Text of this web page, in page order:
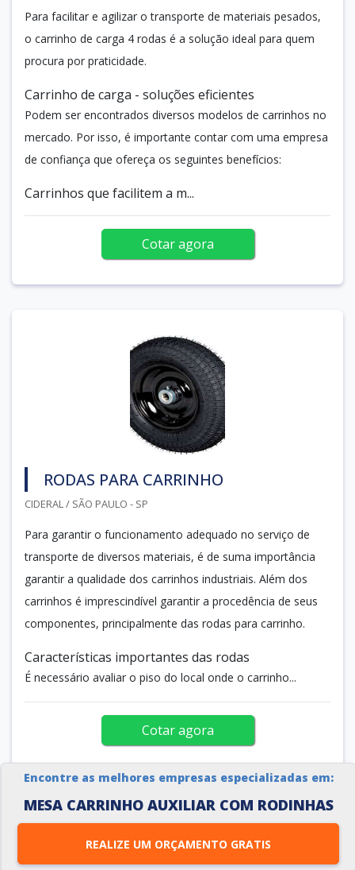
Encontre as melhores empresas especializadas em:
MESA CARRINHO AUXILIAR COM RODINHAS
REALIZE UM ORÇAMENTO GRATIS
Para facilitar e agilizar o transporte de materiais pesados,
o carrinho de carga 4 rodas é a solução ideal para quem
procura por praticidade.
Carrinho de carga - soluções eficientes
Podem ser encontrados diversos modelos de carrinhos no
mercado. Por isso, é importante contar com uma empresa
de confiança que ofereça os seguintes benefícios:
Carrinhos que facilitem a m...
Cotar agora
RODAS PARA CARRINHO
CIDERAL / SÃO PAULO - SP
Para garantir o funcionamento adequado no serviço de
transporte de diversos materiais, é de suma importância
garantir a qualidade dos carrinhos industriais. Além dos
carrinhos é imprescindível garantir a procedência de seus
componentes, principalmente das rodas para carrinho.
Características importantes das rodas
É necessário avaliar o piso do local onde o carrinho...
Cotar agora